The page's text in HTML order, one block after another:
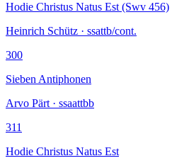
Hodie Christus Natus Est (Swv 456)
Heinrich Schütz · ssattb/cont.
300
Sieben Antiphonen
Arvo Pärt · ssaattbb
311
Hodie Christus Natus Est